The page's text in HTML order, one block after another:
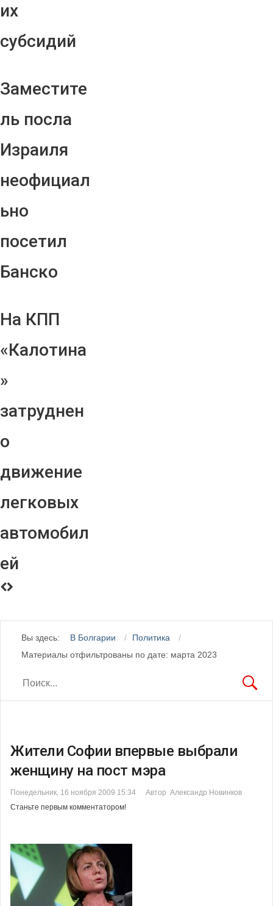
их
субсидий
Заместите
ль посла
Израиля
неофициал
ьно
посетил
Банско
На КПП
«Калотина
»
затруднен
о
движение
легковых
автомобил
ей
Вы здесь: В Болгарии
Политика
Материалы отфильтрованы по дате: марта 2023
Жители Софии впервые выбрали
женщину на пост мэра
Понедельник, 16 ноября 2009 15:34
Автор Александр Новинков
Станьте первым комментатором!